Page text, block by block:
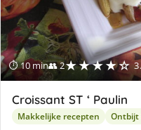
⏱ 10 min👥 2★★★★☆
Croissant ST ‘ Paulin
Makkelijke recepten Ontbijt